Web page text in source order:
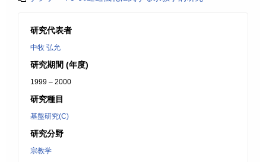
研究代表者
中牧 弘允
研究期間 (年度)
1999 – 2000
研究種目
基盤研究(C)
研究分野
宗教学